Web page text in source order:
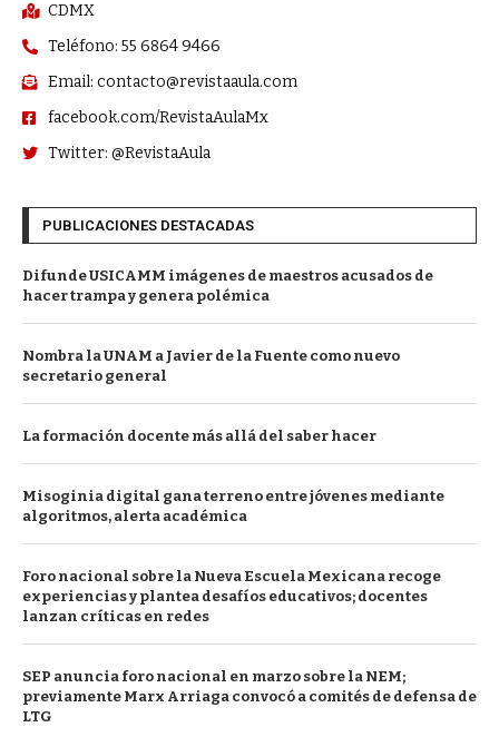
CDMX
Teléfono: 55 6864 9466
Email: contacto@revistaaula.com
facebook.com/RevistaAulaMx
Twitter: @RevistaAula
PUBLICACIONES DESTACADAS
Difunde USICAMM imágenes de maestros acusados de
hacer trampa y genera polémica
Nombra la UNAM a Javier de la Fuente como nuevo
secretario general
La formación docente más allá del saber hacer
Misoginia digital gana terreno entre jóvenes mediante
algoritmos, alerta académica
Foro nacional sobre la Nueva Escuela Mexicana recoge
experiencias y plantea desafíos educativos; docentes
lanzan críticas en redes
SEP anuncia foro nacional en marzo sobre la NEM;
previamente Marx Arriaga convocó a comités de defensa de
LTG